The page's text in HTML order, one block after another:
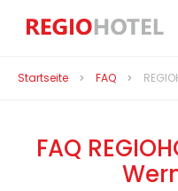
Startseite FAQ
FAQ